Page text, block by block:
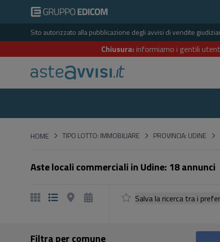
Sito autorizzato alla pubblicazione degli avvisi di vendite
Chiusura: informiamo i gentili
HOMEHOMETIPO LOTTO: IMMOBILIARE PROVINCIA: UDINE
Aste locali commerciali in Udine: 18 annunci
Salva la ricerca tra i
Filtra per comune